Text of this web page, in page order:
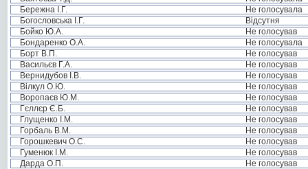
Бережна І.Г.
Не голосувала
Богословська І.Г.
Відсутня
Бойко Ю.А.
Не голосував
Бондаренко О.А.
Не голосувала
Борт В.П.
Не голосував
Васильєв Г.А.
Не голосував
Вернидубов І.В.
Не голосував
Вілкул О.Ю.
Не голосував
Воропаєв Ю.М.
Не голосував
Гєллєр Є.Б.
Не голосував
Глущенко І.М.
Не голосував
Горбаль В.М.
Не голосував
Горошкевич О.С.
Не голосував
Гуменюк І.М.
Не голосував
Дарда О.П.
Не голосував